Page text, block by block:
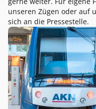
unseren Zügen oder auf
sich an die Pressestelle.